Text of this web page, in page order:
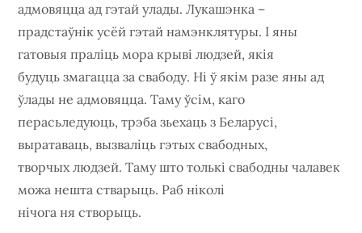
адмовяцца ад гэтай улады. Лукашэнка –
прадстаўнік усёй гэтай намэнклятуры. І яны
гатовыя праліць мора крыві людзей, якія
будуць змагацца за свабоду. Ні ў якім разе яны ад
ўлады не адмовяцца. Таму ўсім, каго
перасьледуюць, трэба зьехаць з Беларусі,
выратаваць, вызваліць гэтых свабодных,
творчых людзей. Таму што толькі свабодны чалавек
можа нешта стварыць. Раб ніколі
нічога ня створыць.